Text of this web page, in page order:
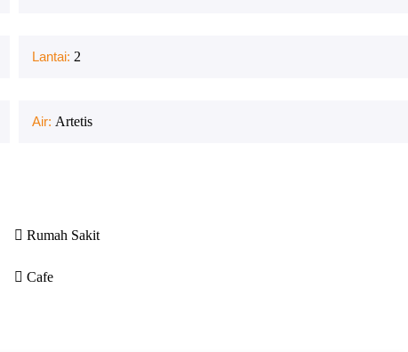
Lantai: 2
Air: Artetis
Rumah Sakit
Cafe